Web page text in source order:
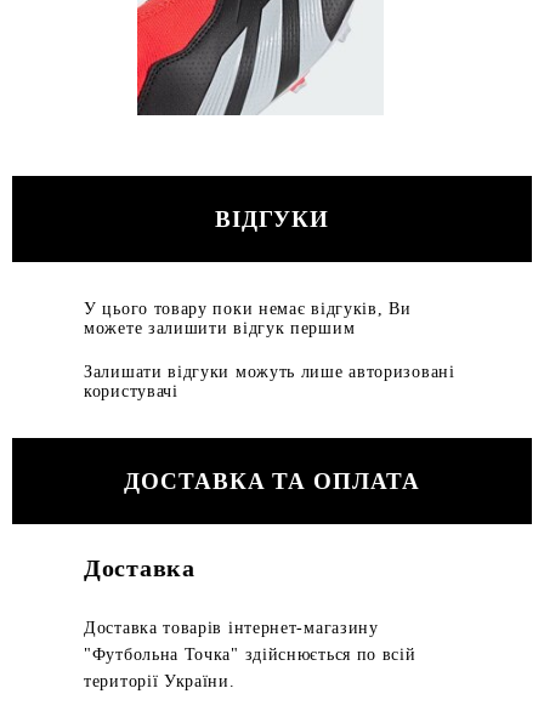
ВІДГУКИ
У цього товару поки немає відгуків, Ви
можете залишити відгук першим
Залишати відгуки можуть лише авторизовані
користувачі
ДОСТАВКА ТА ОПЛАТА
Доставка
Доставка товарів інтернет-магазину
"Футбольна Точка" здійснюється по всій
території України.